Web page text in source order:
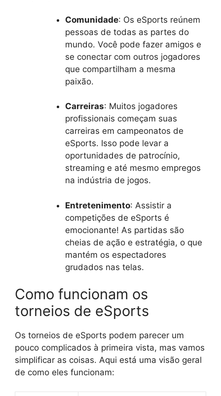
Comunidade: Os eSports reúnem
pessoas de todas as partes do
mundo. Você pode fazer amigos e
se conectar com outros jogadores
que compartilham a mesma
paixão.
Carreiras: Muitos jogadores
profissionais começam suas
carreiras em campeonatos de
eSports. Isso pode levar a
oportunidades de patrocínio,
streaming e até mesmo empregos
na indústria de jogos.
Entretenimento: Assistir a
competições de eSports é
emocionante! As partidas são
cheias de ação e estratégia, o que
mantém os espectadores
grudados nas telas.
Como funcionam os
torneios de eSports
Os torneios de eSports podem parecer um
pouco complicados à primeira vista, mas vamos
simplificar as coisas. Aqui está uma visão geral
de como eles funcionam: